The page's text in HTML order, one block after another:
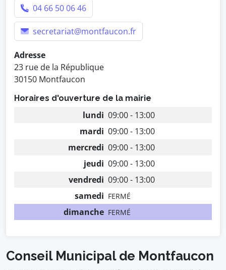
04 66 50 06 46
secretariat@montfaucon.fr
Adresse
23 rue de la République
30150 Montfaucon
Horaires d'ouverture de la mairie
lundi 09:00 - 13:00
mardi 09:00 - 13:00
mercredi 09:00 - 13:00
jeudi 09:00 - 13:00
vendredi 09:00 - 13:00
samedi FERMÉ
dimanche FERMÉ
Conseil Municipal de Montfaucon